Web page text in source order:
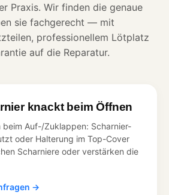
Praxis. Wir finden die genaue
sie fachgerecht — mit
professionellem Lötplatz
auf die Reparatur.
knackt beim Öffnen
beim Auf-/Zuklappen: Scharnier-
oder Halterung im Top-Cover
Scharniere oder verstärken die
→